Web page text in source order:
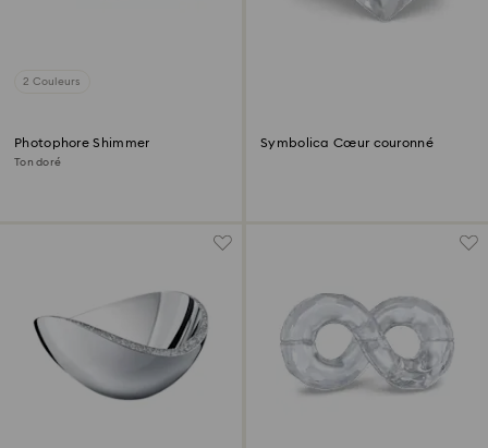
2 Couleurs
Photophore Shimmer
Ton doré
Symbolica Cœur couronné